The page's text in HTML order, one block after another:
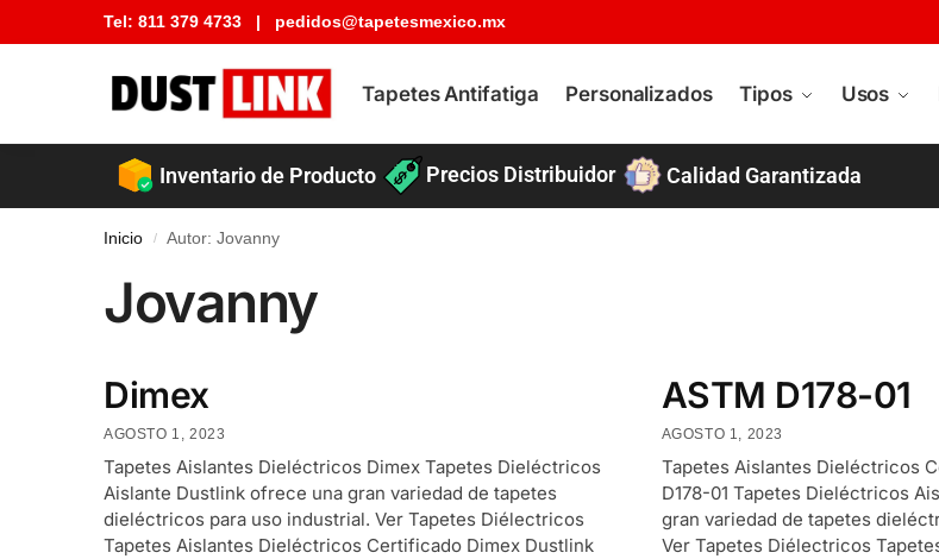
Tel: 811 379 4733 | pedidos@tapetesmexico.mx
Tapetes Antifatiga Personalizados Tipos Usos
Buscar tapete
Inventario de Producto Precios Distribuidor Calidad Garantizada
Inicio / Autor: Jovanny
Jovanny
Dimex
AGOSTO 1, 2023
Tapetes Aislantes Dieléctricos Dimex Tapetes Dieléctricos
Aislante Dustlink ofrece una gran variedad de tapetes
dieléctricos para uso industrial. Ver Tapetes Diélectricos
Tapetes Aislantes Dieléctricos Certificado Dimex Dustlink
ASTM D178-01
AGOSTO 1, 2023
Tapetes Aislantes Dieléctricos
D178-01 Tapetes Dieléctricos
gran variedad de tapetes
Ver Tapetes Diélectricos